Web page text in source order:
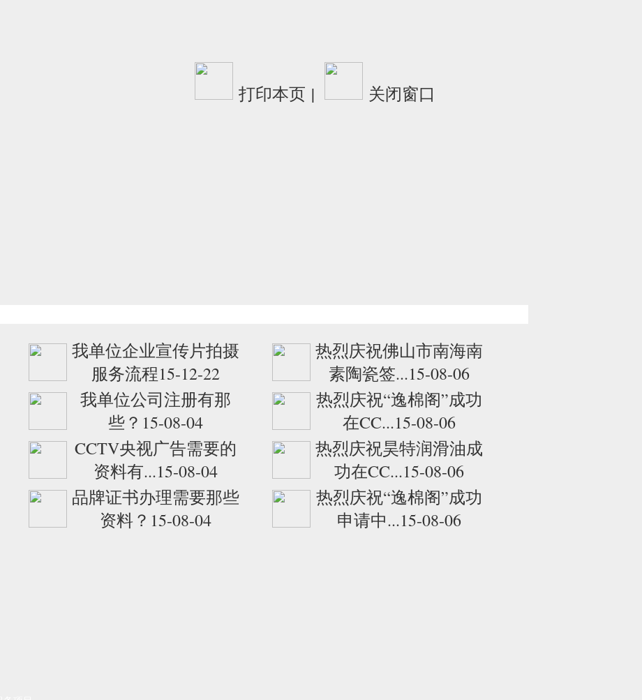
打印本页 | 关闭窗口
我单位企业宣传片拍摄
服务流程15-12-22
我单位公司注册有那
些？15-08-04
CCTV央视广告需要的
资料有...15-08-04
品牌证书办理需要那些
资料？15-08-04
热烈庆祝佛山市南海南
素陶瓷签...15-08-06
热烈庆祝“逸棉阁”成功
在CC...15-08-06
热烈庆祝昊特润滑油成
功在CC...15-08-06
热烈庆祝“逸棉阁”成功
申请中...15-08-06